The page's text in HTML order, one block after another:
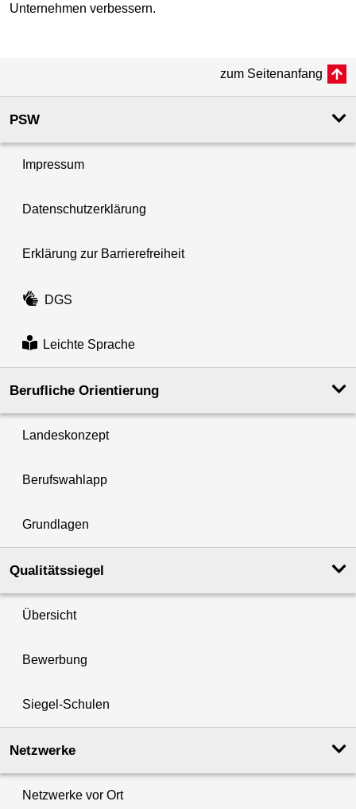
Unternehmen verbessern.
zum Seitenanfang
PSW
Impressum
Datenschutzerklärung
Erklärung zur Barrierefreiheit
DGS
Leichte Sprache
Berufliche Orientierung
Landeskonzept
Berufswahlapp
Grundlagen
Qualitätssiegel
Übersicht
Bewerbung
Siegel-Schulen
Netzwerke
Netzwerke vor Ort